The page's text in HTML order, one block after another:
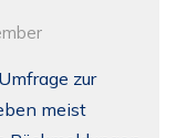
zur
meist